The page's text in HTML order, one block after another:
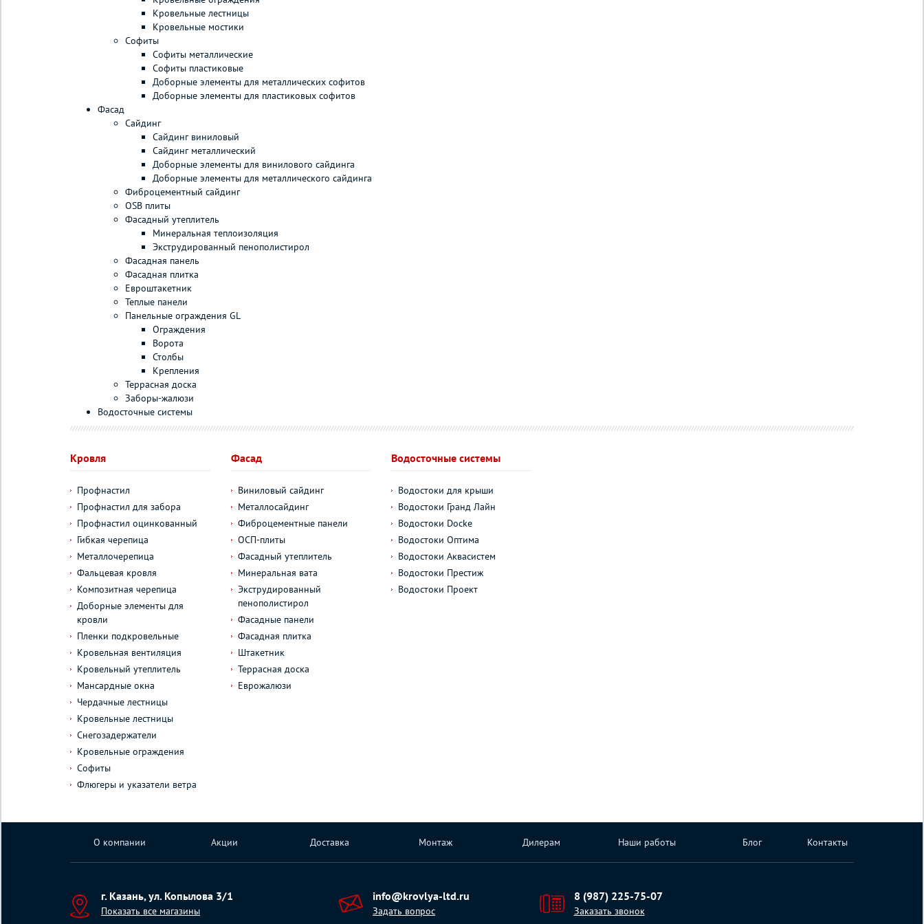
Кровельные лестницы
Кровельные мостики
Софиты
Софиты металлические
Софиты пластиковые
Доборные элементы для металлических софитов
Доборные элементы для пластиковых софитов
Фасад
Сайдинг
Сайдинг виниловый
Сайдинг металлический
Доборные элементы для винилового сайдинга
Доборные элементы для металлического сайдинга
Фиброцементный сайдинг
OSB плиты
Фасадный утеплитель
Минеральная теплоизоляция
Экструдированный пенополистирол
Фасадная панель
Фасадная плитка
Евроштакетник
Теплые панели
Панельные ограждения GL
Ограждения
Ворота
Столбы
Крепления
Террасная доска
Заборы-жалюзи
Водосточные системы
Кровля
Профнастил
Профнастил для забора
Профнастил оцинкованный
Гибкая черепица
Металлочерепица
Фальцевая кровля
Композитная черепица
Доборные элементы для
кровли
Пленки подкровельные
Кровельная вентиляция
Кровельный утеплитель
Мансардные окна
Чердачные лестницы
Кровельные лестницы
Снегозадержатели
Кровельные ограждения
Софиты
Флюгеры и указатели ветра
Фасад
Виниловый сайдинг
Металлосайдинг
Фиброцементные панели
ОСП-плиты
Фасадный утеплитель
Минеральная вата
Экструдированный
пенополистирол
Фасадные панели
Фасадная плитка
Штакетник
Террасная доска
Еврожалюзи
Водосточные системы
Водостоки для крыши
Водостоки Гранд Лайн
Водостоки Docke
Водостоки Оптима
Водостоки Аквасистем
Водостоки Престиж
Водостоки Проект
О компании Акции Доставка Монтаж Дилерам Наши работы Блог Контакты
г. Казань, ул. Копылова 3/1
Показать все магазины
info@krovlya-ltd.ru
Задать вопрос
8 (987) 225-75-07
Заказать звонок